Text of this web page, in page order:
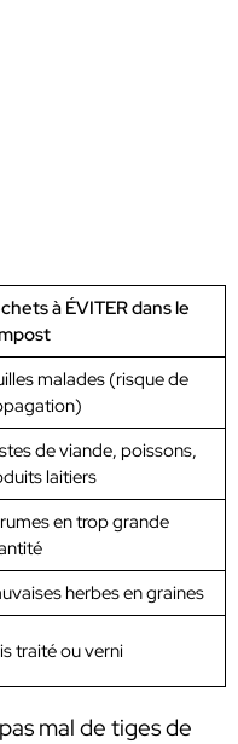
à ÉVITER dans le
malades (risque de
de viande, poissons,
laitiers
en trop grande
herbes en graines
traité ou verni
mal de tiges de